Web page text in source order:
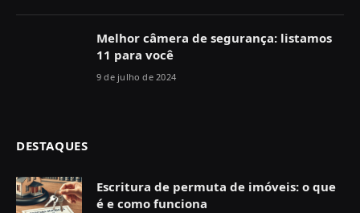
Melhor câmera de segurança: listamos
11 para você
9 de julho de 2024
DESTAQUES
Escritura de permuta de imóveis: o que
é e como funciona